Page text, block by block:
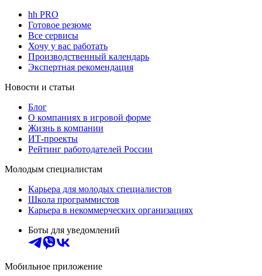
hh PRO
Готовое резюме
Все сервисы
Хочу у вас работать
Производственный календарь
Экспертная рекомендация
Новости и статьи
Блог
О компаниях в игровой форме
Жизнь в компании
ИТ-проекты
Рейтинг работодателей России
Молодым специалистам
Карьера для молодых специалистов
Школа программистов
Карьера в некоммерческих организациях
Боты для уведомлений
Мобильное приложение